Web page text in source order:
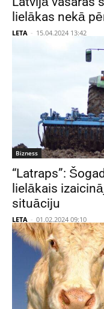
lielākas nekā
LETA - 15.04.2024 13:42
Bizness
“Latraps”:
lielākais
situāciju
LETA - 01.02.2024 09:10